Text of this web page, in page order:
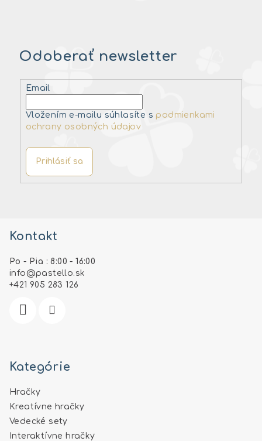
Odoberať newsletter
Email
Vložením e-mailu súhlasíte s podmienkami
ochrany osobných údajov
Prihlásiť sa
Kontakt
Po - Pia : 8:00 - 16:00
info @pastello.sk
+421 905 283 126
Kategórie
Hračky
Kreatívne hračky
Vedecké sety
Interaktívne hračky